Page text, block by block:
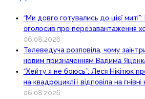
“Ми довго готувались до цієї
оголосив про перезавантаження
06.08.2026
Телеведуча розповіла, чому
новим призначенням Вадима
“Хейту я не боюсь”: Леся Нікітюк
на квадроциклі і відповіла на
06.08.2026